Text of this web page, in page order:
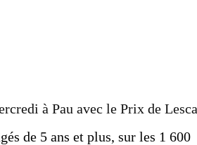
à Pau avec le Prix de
de 5 ans et plus, sur les 1 600